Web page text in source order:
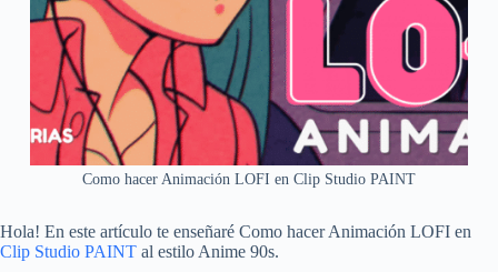
Como hacer Animación LOFI en Clip Studio PAINT
Hola! En este artículo te enseñaré Como hacer Animación LOFI en
Clip Studio PAINT al estilo Anime 90s.